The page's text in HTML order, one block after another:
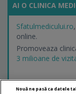
AI O CLINICA
Sfatulmedicului.ro
online.
Promoveaza
3 milioane de
Nouă ne pasă ca datele